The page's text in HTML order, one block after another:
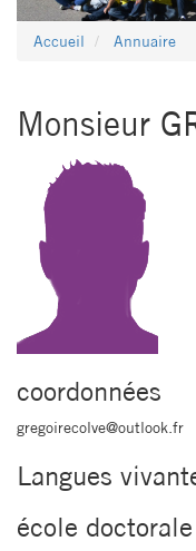
Accueil Annuaire
Monsieur
coordonnées
gregoirecolve@outlook.fr
Langues
école doctorale